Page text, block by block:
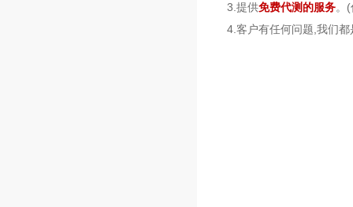
3.提供免费代测的服务。
4.客户有任何问题,我们